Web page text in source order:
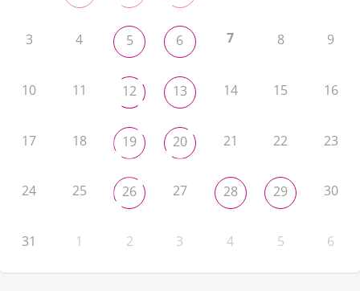
3 4 5 6 7 8 9
10 11 12 13 14 15 16
17 18 19 20 21 22 23
24 25 26 27 28 29 30
31 1 2 3 4 5 6